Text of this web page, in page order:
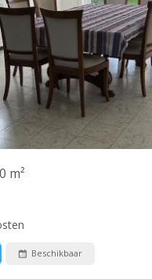
m²
Beschikbaar
van 200 m² in Vieusart
ruimte • Grote tuin op het
van 18 m² • Rustige
• Parkeerplaatsen voor
beschikbaar 18